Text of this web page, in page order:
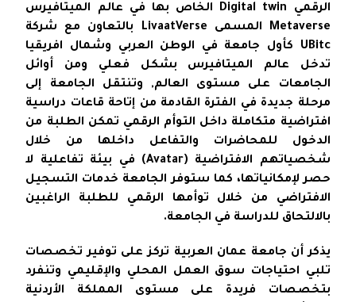
الرقمي Digital twin الخاص بها في عالم الميتافيرس
Metaverse المسمى LivaatVerse بالتعاون مع شركة
UBitc كأول جامعة في الوطن العربي وشمال افريقيا
تدخل عالم الميتافيرس بشكل فعلي ومن أوائل
الجامعات على مستوى العالم, وتنتقل الجامعة إلى
مرحلة جديدة في الفترة القادمة من إتاحة قاعات دراسية
افتراضية متكاملة داخل التوأم الرقمي تمكن الطلبة من
الدخول للمحاضرات والتفاعل داخلها من خلال
شخصياتهم الافتراضية (Avatar) في بيئة تفاعلية لا
حصر لإمكانياتها، كما ستوفر الجامعة خدمات التسجيل
الافتراضي من خلال توأمها الرقمي للطلبة الراغبين
بالالتحاق للدراسة في الجامعة.
يذكر أن جامعة عمان العربية تركز على توفير تخصصات
تلبي احتياجات سوق العمل المحلي والإقليمي وتنفرد
بتخصصات فريدة على مستوى المملكة الأردنية